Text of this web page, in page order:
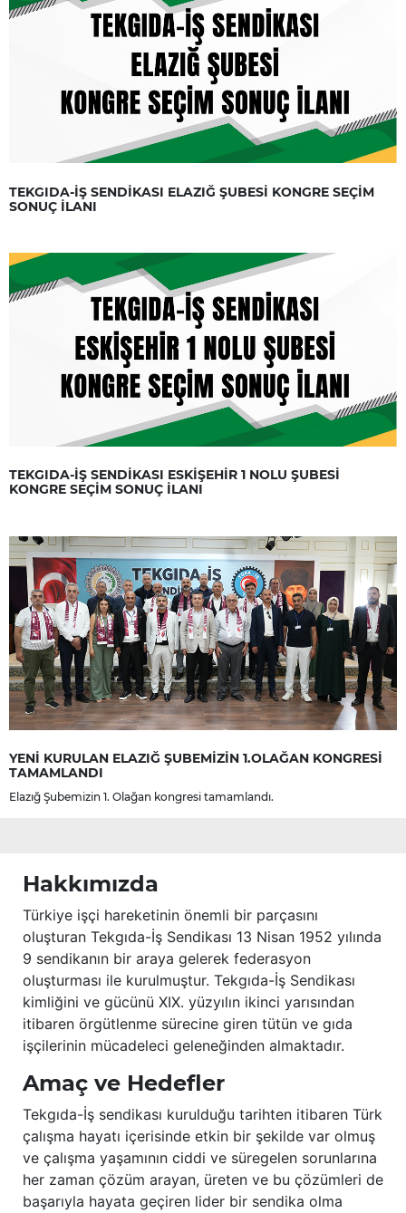
TEKGIDA-İŞ SENDİKASI ELAZIĞ ŞUBESİ KONGRE SEÇİM
SONUÇ İLANI
TEKGIDA-İŞ SENDİKASI ESKİŞEHİR 1 NOLU ŞUBESİ
KONGRE SEÇİM SONUÇ İLANI
YENİ KURULAN ELAZIĞ ŞUBEMİZİN 1.OLAĞAN KONGRESİ
TAMAMLANDI
Elazığ Şubemizin 1. Olağan kongresi tamamlandı.
Hakkımızda
Türkiye işçi hareketinin önemli bir parçasını
oluşturan Tekgıda-İş Sendikası 13 Nisan 1952 yılında
9 sendikanın bir araya gelerek federasyon
oluşturması ile kurulmuştur. Tekgıda-İş Sendikası
kimliğini ve gücünü XIX. yüzyılın ikinci yarısından
itibaren örgütlenme sürecine giren tütün ve gıda
işçilerinin mücadeleci geleneğinden almaktadır.
Amaç ve Hedefler
Tekgıda-İş sendikası kurulduğu tarihten itibaren Türk
çalışma hayatı içerisinde etkin bir şekilde var olmuş
ve çalışma yaşamının ciddi ve süregelen sorunlarına
her zaman çözüm arayan, üreten ve bu çözümleri de
başarıyla hayata geçiren lider bir sendika olma